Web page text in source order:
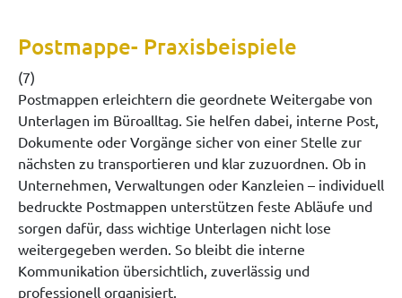
Postmappe- Praxisbeispiele
(7)
Postmappen erleichtern die geordnete Weitergabe von
Unterlagen im Büroalltag. Sie helfen dabei, interne Post,
Dokumente oder Vorgänge sicher von einer Stelle zur
nächsten zu transportieren und klar zuzuordnen. Ob in
Unternehmen, Verwaltungen oder Kanzleien – individuell
bedruckte Postmappen unterstützen feste Abläufe und
sorgen dafür, dass wichtige Unterlagen nicht lose
weitergegeben werden. So bleibt die interne
Kommunikation übersichtlich, zuverlässig und
professionell organisiert.